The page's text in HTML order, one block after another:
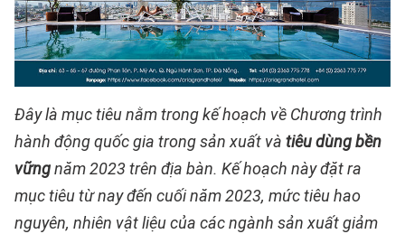
Đây là mục tiêu nằm trong kế hoạch về Chương trình
hành động quốc gia trong sản xuất và tiêu dùng bền
vữngnăm 2023 trên địa bàn. Kế hoạch này đặt ra
mục tiêu từ nay đến cuối năm 2023, mức tiêu hao
nguyên, nhiên vật liệu của các ngành sản xuất giảm